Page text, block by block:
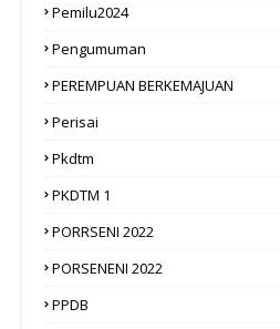
Pemilu2024
Pengumuman
PEREMPUAN BERKEMAJUAN
Perisai
Pkdtm
PKDTM 1
PORRSENI 2022
PORSENENI 2022
PPDB